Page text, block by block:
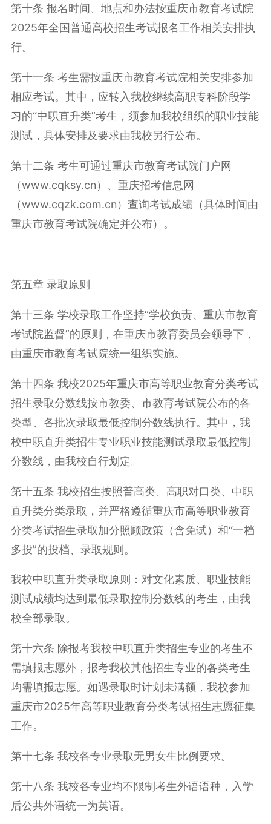
第十条 报名时间、地点和办法按重庆市教育考试院
2025年全国普通高校招生考试报名工作相关安排执
行。
第十一条 考生需按重庆市教育考试院相关安排参加
相应考试。其中，应转入我校继续高职专科阶段学
习的“中职直升类”考生，须参加我校组织的职业技能
测试，具体安排及要求由我校另行公布。
第十二条 考生可通过重庆市教育考试院门户网
（www.cqksy.cn）、重庆招考信息网
（www.cqzk.com.cn）查询考试成绩（具体时间由
重庆市教育考试院确定并公布）。
第五章 录取原则
第十三条 学校录取工作坚持“学校负责、重庆市教育
考试院监督”的原则，在重庆市教育委员会领导下，
由重庆市教育考试院统一组织实施。
第十四条 我校2025年重庆市高等职业教育分类考试
招生录取分数线按市教委、市教育考试院公布的各
类型、各批次录取最低控制分数线执行。其中，我
校中职直升类招生专业职业技能测试录取最低控制
分数线，由我校自行划定。
第十五条 我校招生按照普高类、高职对口类、中职
直升类分类录取，并严格遵循重庆市高等职业教育
分类考试招生录取加分照顾政策（含免试）和“一档
多投”的投档、录取规则。
我校中职直升类录取原则：对文化素质、职业技能
测试成绩均达到最低录取控制分数线的考生，由我
校全部录取。
第十六条 除报考我校中职直升类招生专业的考生不
需填报志愿外，报考我校其他招生专业的各类考生
均需填报志愿。如遇录取时计划未满额，我校参加
重庆市2025年高等职业教育分类考试招生志愿征集
工作。
第十七条 我校各专业录取无男女生比例要求。
第十八条 我校各专业均不限制考生外语语种，入学
后公共外语统一为英语。